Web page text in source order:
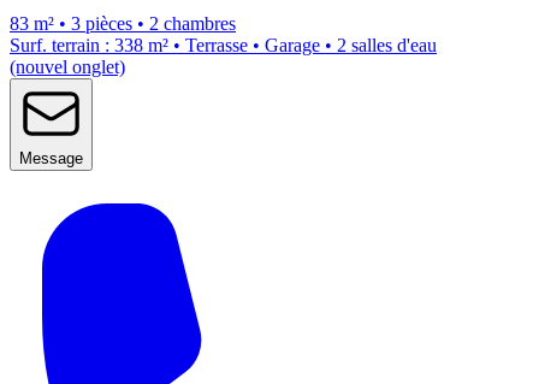
83 m² • 3 pièces • 2 chambres
Surf. terrain : 338 m² • Terrasse • Garage • 2 salles d'eau
(nouvel onglet)
Message